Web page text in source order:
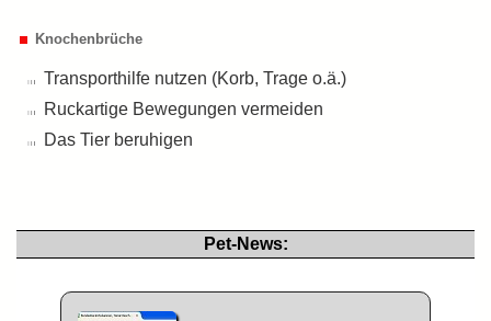
Knochenbrüche
Transporthilfe nutzen (Korb, Trage o.ä.)
Ruckartige Bewegungen vermeiden
Das Tier beruhigen
Pet-News: